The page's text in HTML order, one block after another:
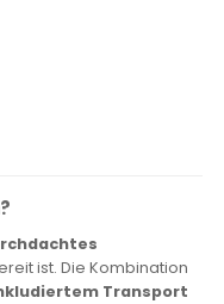
ist. Die Kombination
Transport